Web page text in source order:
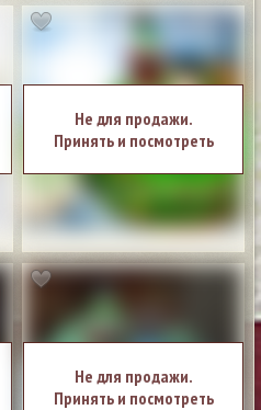
Не для продажи.
Принять и посмотреть
Не для продажи.
Принять и посмотреть